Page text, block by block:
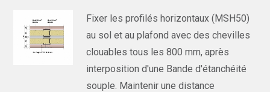
Fixer les profilés horizontaux (MSH50)
au sol et au plafond avec des chevilles
clouables tous les 800 mm, après
interposition d'une Bande d'étanchéité
souple. Maintenir une distance